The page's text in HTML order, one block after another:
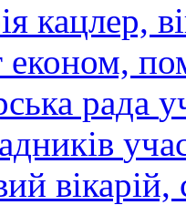
кацлер,
економ,
рада
вікарій,